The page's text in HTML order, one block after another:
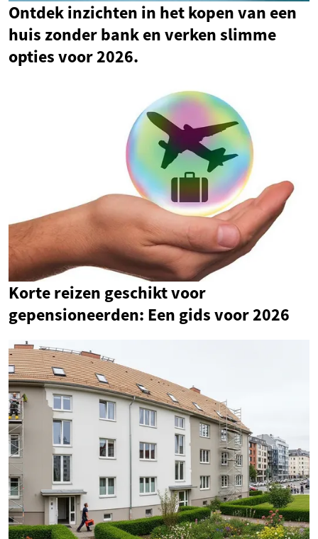
Ontdek inzichten in het kopen van een
huis zonder bank en verken slimme
opties voor 2026.
Korte reizen geschikt voor
gepensioneerden: Een gids voor 2026